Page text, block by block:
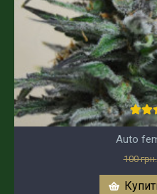
Auto
100 грн.